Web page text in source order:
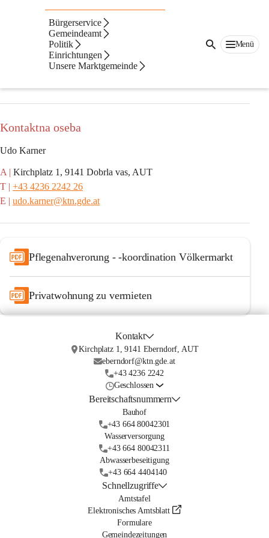
Bürgerservice
Gemeindeamt
Politik
Einrichtungen
Unsere Marktgemeinde
Menü
Oglasna deska / Razno
Oglasna deska je namenjena objavi informacij, oglasov ipd. s
strani organizacij in zasebnikov, ki ne spadajo k občini. Če vas
zanima objava informacij, nas kontaktirajte. Če bo informacija
Kontaktna oseba
Udo Karner
A | Kirchplatz 1, 9141 Dobrla vas, AUT
T | +43 4236 2242 26
E | udo.karner@ktn.gde.at
Pflegenahverorung - -koordination Völkermarkt
Privatwohnung zu vermieten
Kontakt
Kirchplatz 1, 9141 Eberndorf, AUT
eberndorf@ktn.gde.at
+43 4236 2242
Geschlossen
Bereitschaftsnummern
Bauhof
+43 664 80042301
Wasserversorgung
+43 664 80042311
Abwasserbeseitigung
+43 664 4404140
Schnellzugriffe
Amtstafel
Elektronisches Amtsblatt
Formulare
Gemeindezeitungen